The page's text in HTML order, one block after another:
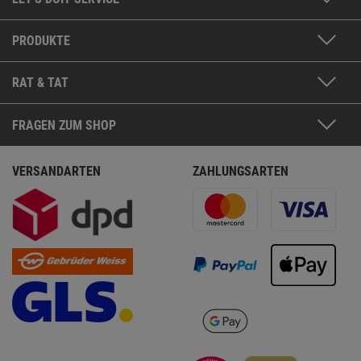
PRODUKTE
RAT & TAT
FRAGEN ZUM SHOP
VERSANDARTEN ZAHLUNGSARTEN